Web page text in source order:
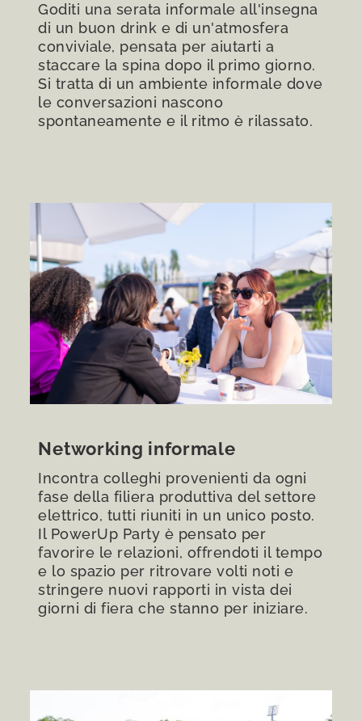
Goditi una serata informale all'insegna
di un buon drink e di un'atmosfera
conviviale, pensata per aiutarti a
staccare la spina dopo il primo giorno.
Si tratta di un ambiente informale dove
le conversazioni nascono
spontaneamente e il ritmo è rilassato.
Networking informale
Incontra colleghi provenienti da ogni
fase della filiera produttiva del settore
elettrico, tutti riuniti in un unico posto.
Il PowerUp Party è pensato per
favorire le relazioni, offrendoti il tempo
e lo spazio per ritrovare volti noti e
stringere nuovi rapporti in vista dei
giorni di fiera che stanno per iniziare.